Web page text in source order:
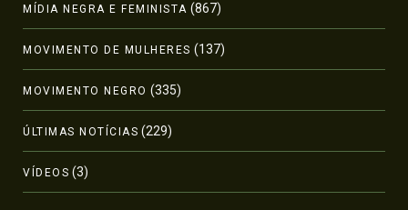
MÍDIA NEGRA E FEMINISTA (867)
MOVIMENTO DE MULHERES (137)
MOVIMENTO NEGRO (335)
ÚLTIMAS NOTÍCIAS (229)
VÍDEOS (3)